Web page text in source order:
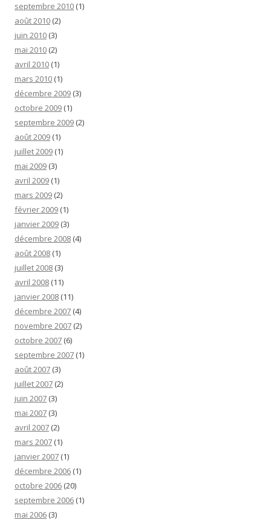
septembre 2010 (1)
août 2010 (2)
juin 2010 (3)
mai 2010 (2)
avril 2010 (1)
mars 2010 (1)
décembre 2009 (3)
octobre 2009 (1)
septembre 2009 (2)
août 2009 (1)
juillet 2009 (1)
mai 2009 (3)
avril 2009 (1)
mars 2009 (2)
février 2009 (1)
janvier 2009 (3)
décembre 2008 (4)
août 2008 (1)
juillet 2008 (3)
avril 2008 (11)
janvier 2008 (11)
décembre 2007 (4)
novembre 2007 (2)
octobre 2007 (6)
septembre 2007 (1)
août 2007 (3)
juillet 2007 (2)
juin 2007 (3)
mai 2007 (3)
avril 2007 (2)
mars 2007 (1)
janvier 2007 (1)
décembre 2006 (1)
octobre 2006 (20)
septembre 2006 (1)
mai 2006 (3)